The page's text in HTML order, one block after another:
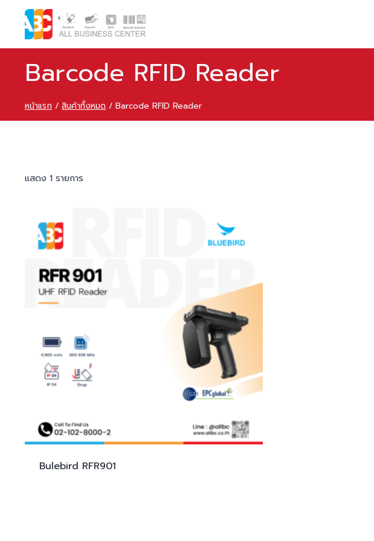
Barcode RFID Reader
หน้าแรก / สินค้าทั้งหมด / Barcode RFID Reader
แสดง 1 รายการ
Bulebird RFR901